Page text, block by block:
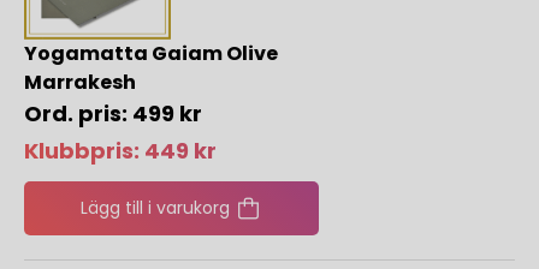
Yogamatta Gaiam Olive
Marrakesh
499 kr
Klubbpris: 449 kr
Lägg till i varukorg